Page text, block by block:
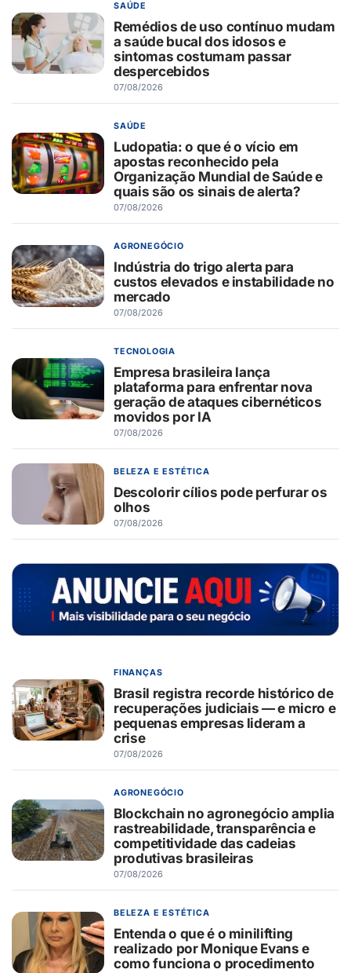
SAÚDE
Remédios de uso contínuo mudam
a saúde bucal dos idosos e
sintomas costumam passar
despercebidos
07/08/2026
SAÚDE
Ludopatia: o que é o vício em
apostas reconhecido pela
Organização Mundial de Saúde e
quais são os sinais de alerta?
07/08/2026
AGRONEGÓCIO
Indústria do trigo alerta para
custos elevados e instabilidade no
mercado
07/08/2026
TECNOLOGIA
Empresa brasileira lança
plataforma para enfrentar nova
geração de ataques cibernéticos
movidos por IA
07/08/2026
BELEZA E ESTÉTICA
Descolorir cílios pode perfurar os
olhos
07/08/2026
FINANÇAS
Brasil registra recorde histórico de
recuperações judiciais — e micro e
pequenas empresas lideram a
crise
07/08/2026
AGRONEGÓCIO
Blockchain no agronegócio amplia
rastreabilidade, transparência e
competitividade das cadeias
produtivas brasileiras
07/08/2026
BELEZA E ESTÉTICA
Entenda o que é o minilifting
realizado por Monique Evans e
como funciona o procedimento